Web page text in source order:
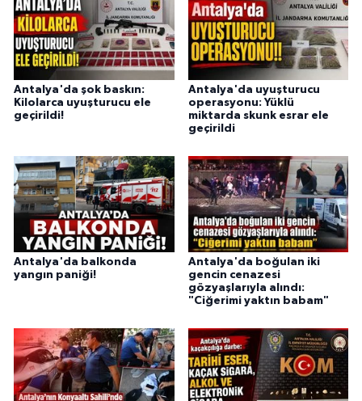
Antalya'da şok baskın:
Kilolarca uyuşturucu ele
geçirildi!
Antalya'da uyuşturucu
operasyonu: Yüklü
miktarda skunk esrar ele
geçirildi
Antalya'da balkonda
yangın paniği!
Antalya'da boğulan iki
gencin cenazesi
gözyaşlarıyla alındı:
"Ciğerimi yaktın babam"